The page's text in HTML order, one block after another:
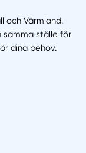
och Värmland.
ställe för
dina behov.